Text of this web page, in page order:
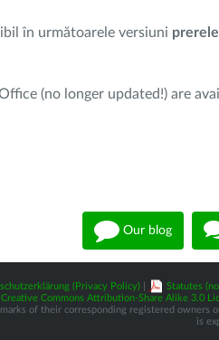
în următoarele versiuni
(no longer updated!) are
Our blog
(Privacy Policy)| Statutes
Creative Commons Attribution-Share Alike 3.0
of their corresponding registered
is